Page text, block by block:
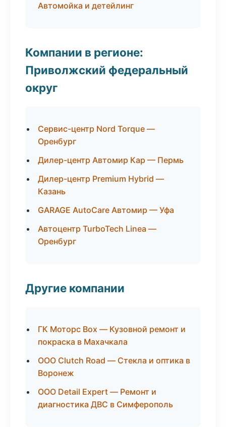
Автомойка и детейлинг
Компании в регионе:
Приволжский федеральный
округ
Сервис-центр Nord Torque —
Оренбург
Дилер-центр Автомир Кар — Пермь
Дилер-центр Premium Hybrid —
Казань
GARAGE AutoCare Автомир — Уфа
Автоцентр TurboTech Linea —
Оренбург
Другие компании
ГК Моторс Box — Кузовной ремонт и
покраска в Махачкала
ООО Clutch Road — Стекла и оптика в
Воронеж
ООО Detail Expert — Ремонт и
диагностика ДВС в Симферополь